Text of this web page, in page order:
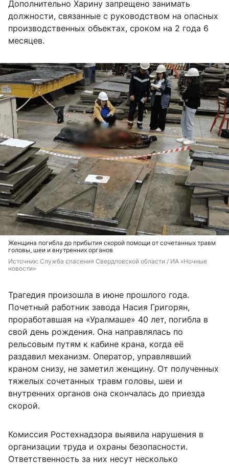
Дополнительно Харину запрещено занимать
должности, связанные с руководством на опасных
производственных объектах, сроком на 2 года 6
месяцев.
Женщина погибла до прибытия скорой помощи от сочетанных травм
головы, шеи и внутренних органов
Источник: Служба спасения Свердловской области / ИА «Ночные
новости»
Трагедия произошла в июне прошлого года.
Почетный работник завода Насия Григорян,
проработавшая на «Уралмаше» 40 лет, погибла в
свой день рождения. Она направлялась по
рельсовым путям к кабине крана, когда её
раздавил механизм. Оператор, управлявший
краном снизу, не заметил женщину. От полученных
тяжелых сочетанных травм головы, шеи и
внутренних органов она скончалась до приезда
скорой.
Комиссия Ростехнадзора выявила нарушения в
организации труда и охраны безопасности.
Ответственность за них несут несколько